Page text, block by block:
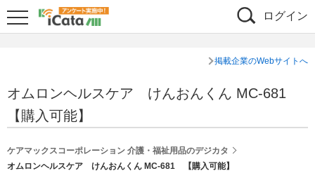
ログイン
掲載企業のWebサイトへ
オムロンヘルスケア けんおんくん MC-681
【購入可能】
ケアマックスコーポレーション 介護・福祉用品のデジカタ
オムロンヘルスケア けんおんくん MC-681 【購入可能】